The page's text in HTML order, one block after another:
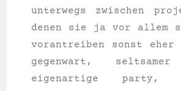
unter­wegs zwi­schen
denen sie ja vor allem
vor­an­trei­ben sonst eher
gegen­wart,
eigen­ar­ti­ge par­ty,